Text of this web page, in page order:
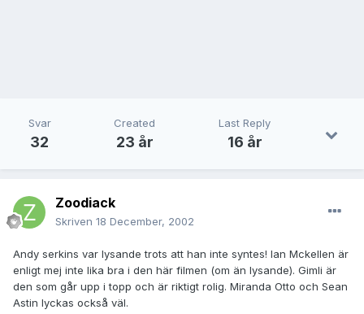
Svar
32
Created
23 år
Last Reply
16 år
Zoodiack
Skriven 18 December, 2002
Andy serkins var lysande trots att han inte syntes! Ian Mckellen är
enligt mej inte lika bra i den här filmen (om än lysande). Gimli är
den som går upp i topp och är riktigt rolig. Miranda Otto och Sean
Astin lyckas också väl.